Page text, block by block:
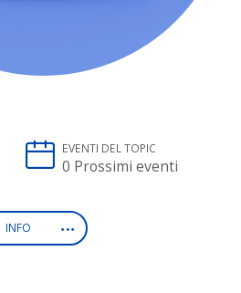
EVENTI DEL TOPIC
0 Prossimi eventi
INFO